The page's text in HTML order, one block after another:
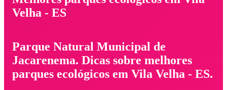
Velha - ES
Parque Natural Municipal de
Jacarenema. Dicas sobre melhores
parques ecológicos em Vila Velha - ES.